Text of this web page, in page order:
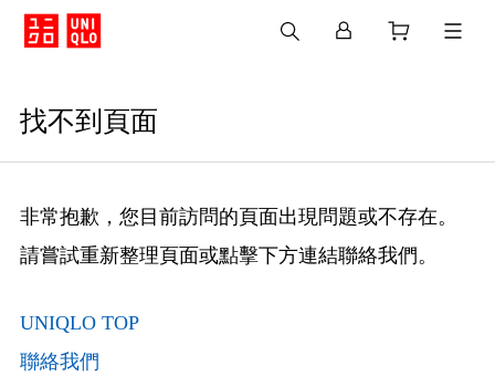
找不到頁面
非常抱歉，您目前訪問的頁面出現問題或不存在。
請嘗試重新整理頁面或點擊下方連結聯絡我們。
UNIQLO TOP
聯絡我們